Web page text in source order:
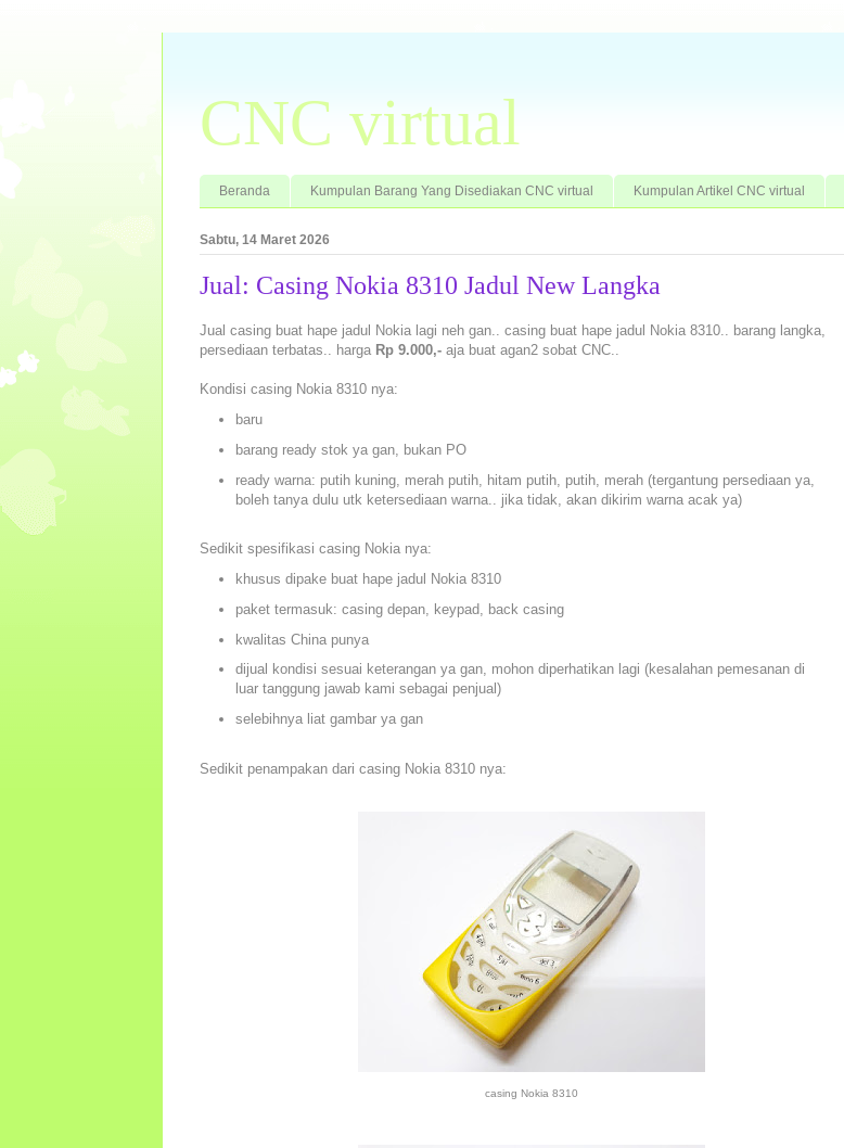
CNC virtual
Beranda Kumpulan Barang Yang Disediakan CNC virtual Kumpulan Artikel CNC virtual
Sabtu, 14 Maret 2026
Jual: Casing Nokia 8310 Jadul New Langka
Jual casing buat hape jadul Nokia lagi neh gan.. casing buat hape jadul Nokia 8310.. barang langka,
persediaan terbatas.. harga Rp 9.000,- aja buat agan2 sobat CNC..
Kondisi casing Nokia 8310 nya:
baru
barang ready stok ya gan, bukan PO
ready warna: putih kuning, merah putih, hitam putih, putih, merah (tergantung persediaan ya,
boleh tanya dulu utk ketersediaan warna.. jika tidak, akan dikirim warna acak ya)
Sedikit spesifikasi casing Nokia nya:
khusus dipake buat hape jadul Nokia 8310
paket termasuk: casing depan, keypad, back casing
kwalitas China punya
dijual kondisi sesuai keterangan ya gan, mohon diperhatikan lagi (kesalahan pemesanan di
luar tanggung jawab kami sebagai penjual)
selebihnya liat gambar ya gan
Sedikit penampakan dari casing Nokia 8310 nya:
casing Nokia 8310